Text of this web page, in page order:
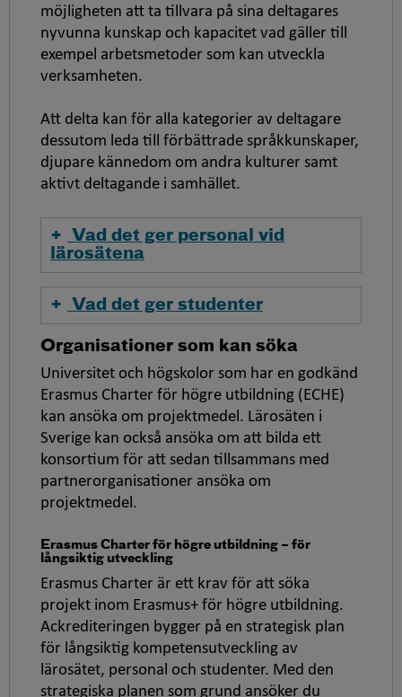
möjligheten att ta tillvara på sina deltagares
nyvunna kunskap och kapacitet vad gäller till
exempel arbetsmetoder som kan utveckla
verksamheten.
Att delta kan för alla kategorier av deltagare
dessutom leda till förbättrade språkkunskaper,
djupare kännedom om andra kulturer samt
aktivt deltagande i samhället.
Vad det ger personal vid
lärosätena
Vad det ger studenter
Organisationer som kan söka
Universitet och högskolor som har en godkänd
Erasmus Charter för högre utbildning (ECHE)
kan ansöka om projektmedel. Lärosäten i
Sverige kan också ansöka om att bilda ett
konsortium för att sedan tillsammans med
partnerorganisationer ansöka om
projektmedel.
Erasmus Charter för högre utbildning – för
långsiktig utveckling
Erasmus Charter är ett krav för att söka
projekt inom Erasmus+ för högre utbildning.
Ackrediteringen bygger på en strategisk plan
för långsiktig kompetensutveckling av
lärosätet, personal och studenter. Med den
strategiska planen som grund ansöker du